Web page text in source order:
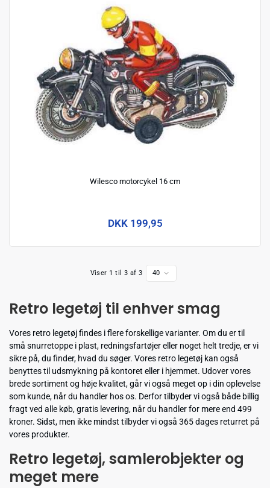
Wilesco motorcykel 16 cm
DKK 199,95
Viser 1 til 3 af 3 40
Retro legetøj til enhver smag
Vores retro legetøj findes i flere forskellige varianter. Om du er til
små snurretoppe i plast, redningsfartøjer eller noget helt tredje, er vi
sikre på, du finder, hvad du søger. Vores retro legetøj kan også
benyttes til udsmykning på kontoret eller i hjemmet. Udover vores
brede sortiment og høje kvalitet, går vi også meget op i din oplevelse
som kunde, når du handler hos os. Derfor tilbyder vi også både billig
fragt ved alle køb, gratis levering, når du handler for mere end 499
kroner. Sidst, men ikke mindst tilbyder vi også 365 dages returret på
vores produkter.
Retro legetøj, samlerobjekter og
meget mere